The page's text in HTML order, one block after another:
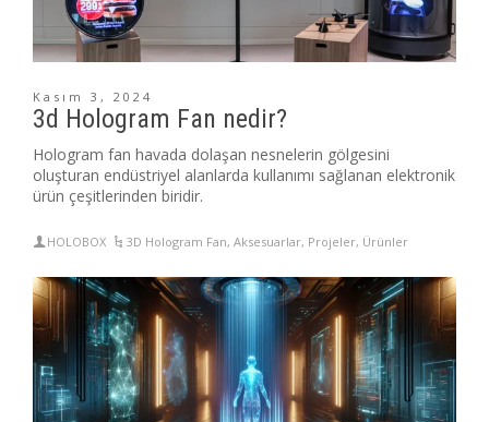
Kasım 3, 2024
3d Hologram Fan nedir?
Hologram fan havada dolaşan nesnelerin gölgesini
oluşturan endüstriyel alanlarda kullanımı sağlanan elektronik
ürün çeşitlerinden biridir.
HOLOBOX 3D Hologram Fan,Aksesuarlar, Projeler, Ürünler